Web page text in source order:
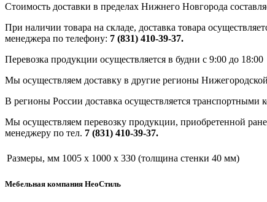
Стоимость доставки в пределах Нижнего Новгорода
При наличии товара на складе, доставка товара
менеджера по телефону: 7 (831) 410-39-37.
Перевозка продукции осуществляется в будни с 9:00 до 18:00
Мы осуществляем доставку в другие регионы
В регионы России доставка осуществляется
Мы осуществляем перевозку продукции, приобретенной
менеджеру по тел. 7 (831) 410-39-37.
Размеры, мм 1005 x 1000 x 330 (толщина стенки 40 мм)
Мебельная компания НеоСтиль